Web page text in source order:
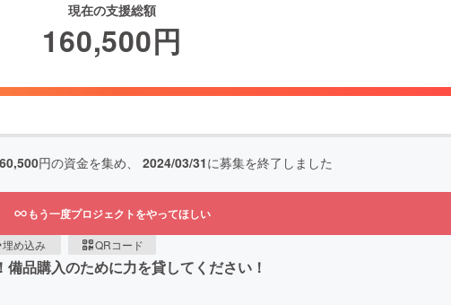
現在の支援総額
160,500円
円の資金を集め、 2024/03/31に募集を終了しました
もう一度プロジェクトをやってほしい
埋め込み QRコード
品購入のために力を貸してください！